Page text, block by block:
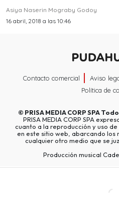
Asiya Naserin Mograby Godoy
16 abril, 2018 a las 10:46
Contacto comercial Aviso
Política de
© PRISA MEDIA CORP SPA
PRISA MEDIA CORP SPA
cuanto a la reproducción y uso
en este sitio web, abarcando los
cualquier otro medio que se
Producción musical